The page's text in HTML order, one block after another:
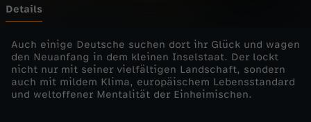
w
a
n
Details
Auch einige Deutsche suchen dort ihr Glück und wagen
den Neuanfang in dem kleinen Inselstaat. Der lockt
nicht nur mit seiner vielfältigen Landschaft, sondern
auch mit mildem Klima, europäischem Lebensstandard
und weltoffener Mentalität der Einheimischen.